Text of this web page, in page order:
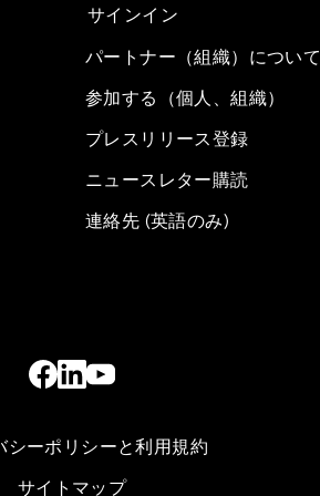
サインイン
パートナー（組織）につい
参加する（個人、組織）
プレスリリース登録
ニュースレター購読
連絡先 (英語のみ)
シーポリシーと利用規約
サイトマップ